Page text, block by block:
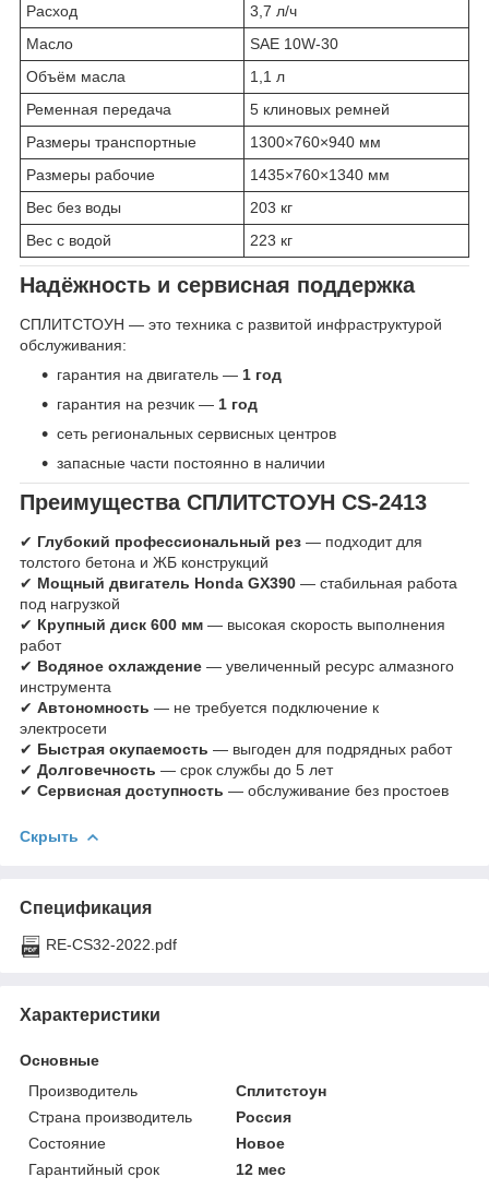
Расход
3,7 л/ч
Масло
SAE 10W-30
Объём масла
1,1 л
Ременная передача
5 клиновых ремней
Размеры транспортные
1300×760×940 мм
Размеры рабочие
1435×760×1340 мм
Вес без воды
203 кг
Вес с водой
223 кг
Надёжность и сервисная поддержка
СПЛИТСТОУН — это техника с развитой инфраструктурой
обслуживания:
гарантия на двигатель — 1 год
гарантия на резчик — 1 год
сеть региональных сервисных центров
запасные части постоянно в наличии
Преимущества СПЛИТСТОУН CS-2413
✔ Глубокий профессиональный рез — подходит для
толстого бетона и ЖБ конструкций
✔ Мощный двигатель Honda GX390 — стабильная работа
под нагрузкой
✔ Крупный диск 600 мм — высокая скорость выполнения
работ
✔ Водяное охлаждение — увеличенный ресурс алмазного
инструмента
✔ Автономность — не требуется подключение к
электросети
✔ Быстрая окупаемость — выгоден для подрядных работ
✔ Долговечность — срок службы до 5 лет
✔ Сервисная доступность — обслуживание без простоев
Скрыть
Спецификация
RE-CS32-2022.pdf
Характеристики
Основные
Производитель
Сплитстоун
Страна производитель
Россия
Состояние
Новое
Гарантийный срок
12 мес